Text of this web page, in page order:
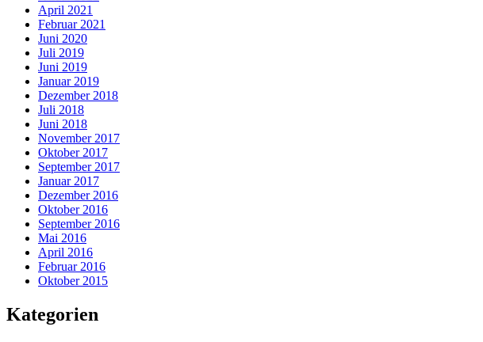
April 2021
Februar 2021
Juni 2020
Juli 2019
Juni 2019
Januar 2019
Dezember 2018
Juli 2018
Juni 2018
November 2017
Oktober 2017
September 2017
Januar 2017
Dezember 2016
Oktober 2016
September 2016
Mai 2016
April 2016
Februar 2016
Oktober 2015
Kategorien